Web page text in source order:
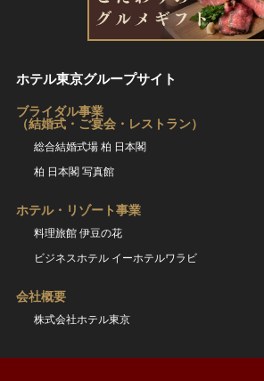
ホテル東京グループサイト
ブライダル事業
（結婚式・ご宴会・レストラン）
総合結婚式場 柏 日本閣
柏 日本閣 写真館
ホテル・リゾート事業
料理旅館 伊豆の花
ビジネスホテル イーホテルワラビ
会社概要
株式会社ホテル東京